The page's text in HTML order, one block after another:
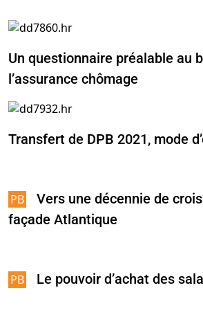
Un questionnaire préalable au
l’assurance chômage
Transfert de DPB 2021, mode
Vers une décennie de
façade Atlantique
Le pouvoir d’achat des